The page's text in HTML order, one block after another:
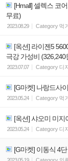
[Hmall] 셀렉스 코
무료)
2023.08.29 Category 먹
[옥션] 라이젠5
극강 가성비
2023.07.07 Category 디
[G마켓] 나랑드사
2023.05.24 Category 먹
[옥션] 샤오미 미지
2023.05.24 Category 디
[G마켓] 이동식 4